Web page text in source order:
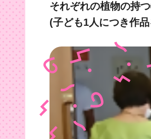
それぞれの植物の持
(子ども1人につき作